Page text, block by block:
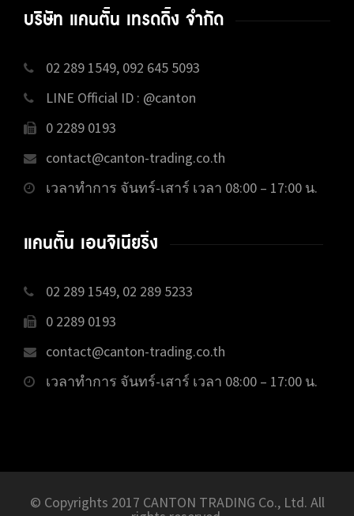
บริษัท แคนตั้น เทรดดิ้ง จำกัด
02 289 1549, 092 645 5093
LINE Official ID : @canton
0 2289 0193
contact@canton-trading.co.th
เวลาทำการ จันทร์-เสาร์ เวลา 08:00 – 17:00 น.
แคนตั้น เอนจิเนียริ่ง
02 289 1549, 02 289 5233
0 2289 0193
contact@canton-trading.co.th
เวลาทำการ จันทร์-เสาร์ เวลา 08:00 – 17:00 น.
© Copyrights 2017 CANTON TRADING Co., Ltd. All